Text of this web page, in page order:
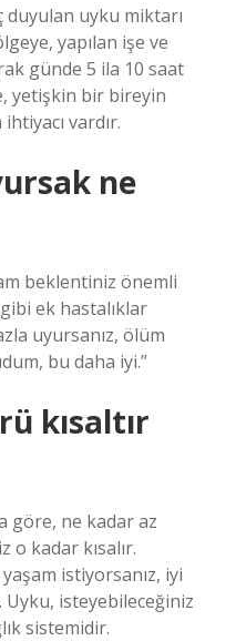
duyulan uyku miktarı
yapılan işe ve
günde 5 ila 10 saat
yetişkin bir bireyin
vardır.
ne
beklentiniz önemli
ek hastalıklar
uyursanız, ölüm
bu daha iyi.”
kısaltır
göre, ne kadar az
o kadar kısalır.
yaşam istiyorsanız, iyi
Uyku, isteyebileceğiniz
sistemidir.